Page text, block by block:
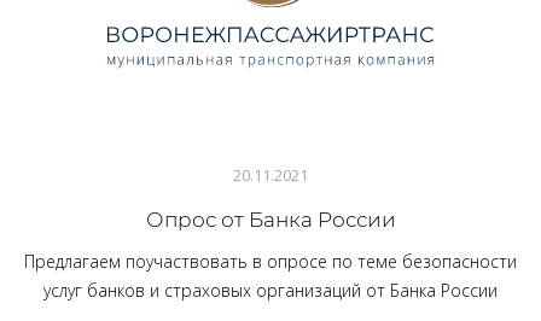
20.11.2021
Опрос от Банка России
Предлагаем поучаствовать в опросе по теме безопасности
услуг банков и страховых организаций от Банка России